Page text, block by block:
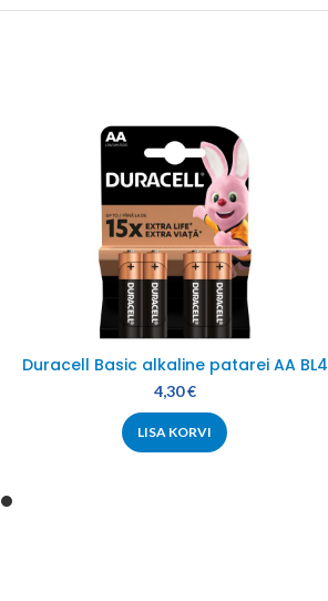
Duracell Basic alkaline patarei AA BL4
4,30€
LISA KORVI